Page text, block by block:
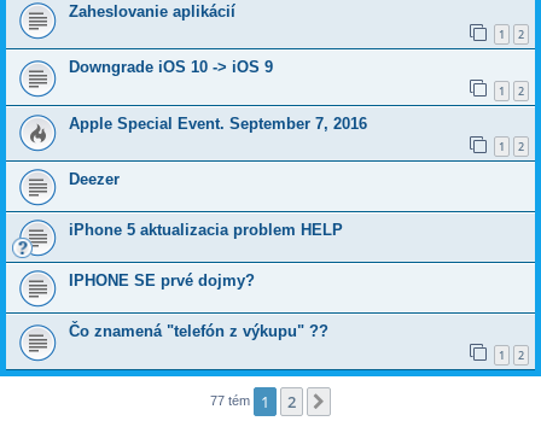
Zaheslovanie aplikácií
1 2
Downgrade iOS 10 -> iOS 9
1 2
Apple Special Event. September 7, 2016
1 2
Deezer
iPhone 5 aktualizacia problem HELP
IPHONE SE prvé dojmy?
Čo znamená "telefón z výkupu" ??
1 2
77 tém 1 2